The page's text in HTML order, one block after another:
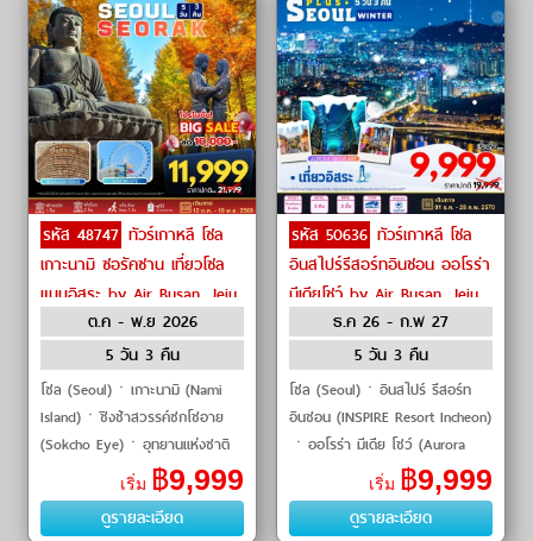
รหัส 48747 ทัวร์เกาหลี โซล
เกาะนามิ ซอรัคซาน เที่ยวโซล
แบบอิสระ by Air Busan, Jeju
ต.ค - พ.ย 2026
5 วัน 3 คืน
โซล (Seoul)ㆍเกาะนามิ (Nami
Island)ㆍชิงช้าสวรรค์ซกโชอาย
(Sokcho Eye)ㆍอุทยานแห่งชาติ
ซอรัคซาน (Seoraksan National
Park)ㆍห้องสมุดสตาร์ฟิลด์ ห้าง
โ�
เริ่ม ฿9,999
ดูรายละเอียด
รหัส 50636 ทัวร์เกาหลี โซล
อินสไปร์รีสอร์ทอินชอน ออโรร่า
มีเดียโชว์ by Air Busan, Jeju
ธ.ค 26 - ก.พ 27
5 วัน 3 คืน
โซล (Seoul)ㆍอินสไปร์ รีสอร์ท
อินชอน (INSPIRE Resort Incheon)
ㆍออโรร่า มีเดีย โชว์ (Aurora
Media Show)ㆍศูนย์รวมเครื่อง
สำอาง (Cosmetic Center)ㆍศูนย์
โสมเก
เริ่ม ฿9,999
ดูรายละเอียด